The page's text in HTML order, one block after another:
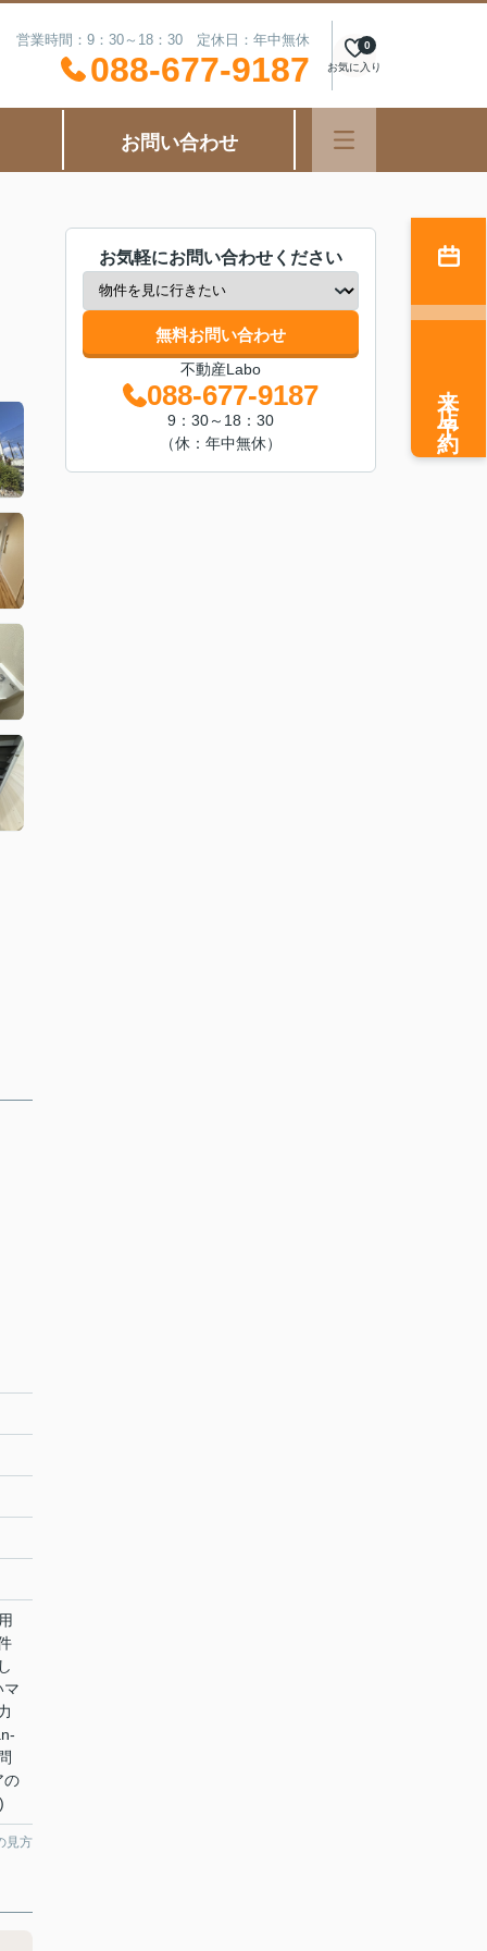
営業時間：9：30～18：30 定休日：年中無休
088-677-9187 お気に入り
0
お問い合わせ
マ
の
見方
お気軽にお問い合わせください
無料お問い合わせ
不動産Labo
088-677-9187
9：30～18：30
（休：年中無休）
来店予約